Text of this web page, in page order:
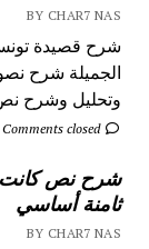
BY CHAR7 NAS
وتحليل وشرح
Comments closed
شرح نص كانت
ثامنة أساسي
BY CHAR7 NAS